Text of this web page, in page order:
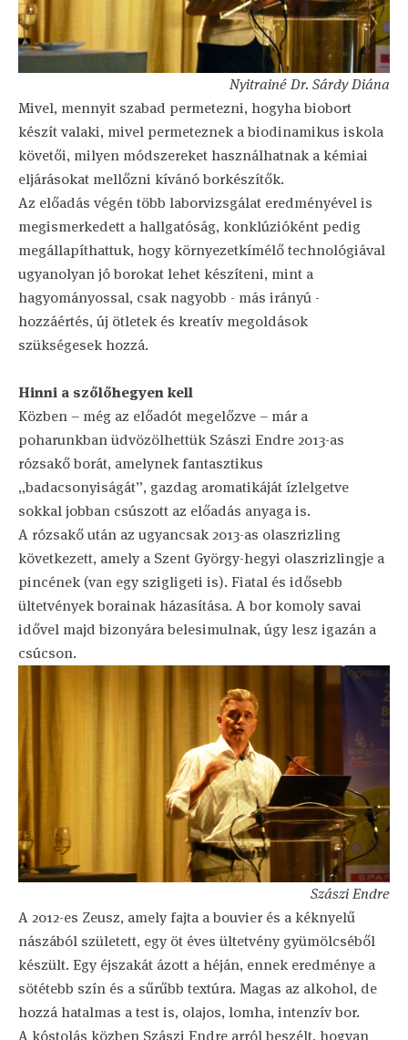
Nyitrainé Dr. Sárdy Diána
Mivel, mennyit szabad permetezni, hogyha biobort
készít valaki, mivel permeteznek a biodinamikus iskola
követői, milyen módszereket használhatnak a kémiai
eljárásokat mellőzni kívánó borkészítők.
Az előadás végén több laborvizsgálat eredményével is
megismerkedett a hallgatóság, konklúzióként pedig
megállapíthattuk, hogy környezetkímélő technológiával
ugyanolyan jó borokat lehet készíteni, mint a
hagyományossal, csak nagyobb - más irányú -
hozzáértés, új ötletek és kreatív megoldások
szükségesek hozzá.
Hinni a szőlőhegyen kell
Közben – még az előadót megelőzve – már a
poharunkban üdvözölhettük Szászi Endre 2013-as
rózsakő borát, amelynek fantasztikus
„badacsonyiságát”, gazdag aromatikáját ízlelgetve
sokkal jobban csúszott az előadás anyaga is.
A rózsakő után az ugyancsak 2013-as olaszrizling
következett, amely a Szent György-hegyi olaszrizlingje a
pincének (van egy szigligeti is). Fiatal és idősebb
ültetvények borainak házasítása. A bor komoly savai
idővel majd bizonyára belesimulnak, úgy lesz igazán a
csúcson.
Szászi Endre
A 2012-es Zeusz, amely fajta a bouvier és a kéknyelű
nászából született, egy öt éves ültetvény gyümölcséből
készült. Egy éjszakát ázott a héján, ennek eredménye a
sötétebb szín és a sűrűbb textúra. Magas az alkohol, de
hozzá hatalmas a test is, olajos, lomha, intenzív bor.